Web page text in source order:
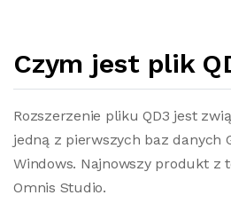
Czym jest plik
Rozszerzenie pliku QD3 jest
jedną z pierwszych baz danych
Windows. Najnowszy produkt z
Omnis Studio.